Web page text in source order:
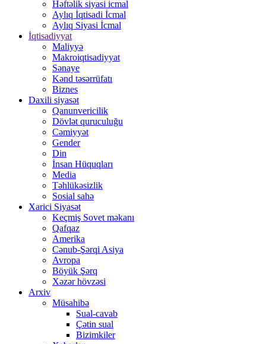
Həftəlik siyasi icmal
Aylıq İqtisadi İcmal
Aylıq Siyasi İcmal
İqtisadiyyat
Maliyyə
Makroiqtisadiyyat
Sənaye
Kənd təsərrüfatı
Biznes
Daxili siyasət
Qanunvericilik
Dövlət quruculuğu
Cəmiyyət
Gender
Din
İnsan Hüquqları
Media
Təhlükəsizlik
Sosial sahə
Xarici Siyasət
Keçmiş Sovet məkanı
Qafqaz
Amerika
Cənub-Şərqi Asiya
Avropa
Böyük Şərq
Xəzər hövzəsi
Arxiv
Müsahibə
Sual-cavab
Çətin sual
Bizimkiler